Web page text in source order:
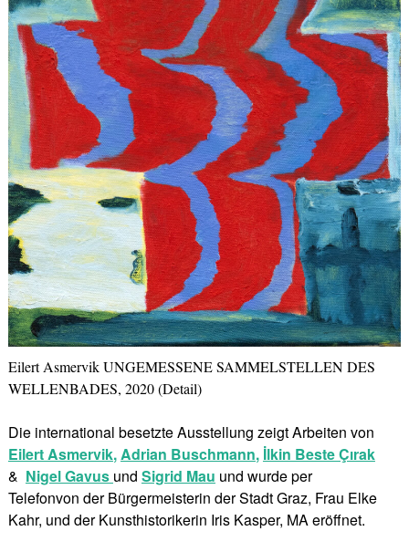
Eilert Asmervik UNGEMESSENE SAMMELSTELLEN DES
WELLENBADES, 2020 (Detail)
Die international besetzte Ausstellung zeigt Arbeiten von
Eilert Asmervik,Adrian Buschmann, İlkin Beste Çırak
& Nigel Gavus und Sigrid Mau und wurde per
Telefonvon der Bürgermeisterin der Stadt Graz, Frau Elke
Kahr, und der Kunsthistorikerin Iris Kasper, MA eröffnet.